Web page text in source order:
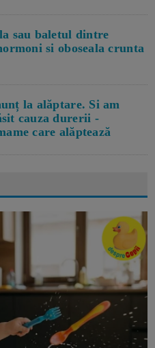
sau baletul dintre
si oboseala crunta
la alăptare. Si am
cauza durerii -
care alăptează